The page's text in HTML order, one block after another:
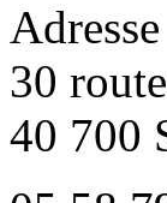
30
40 700